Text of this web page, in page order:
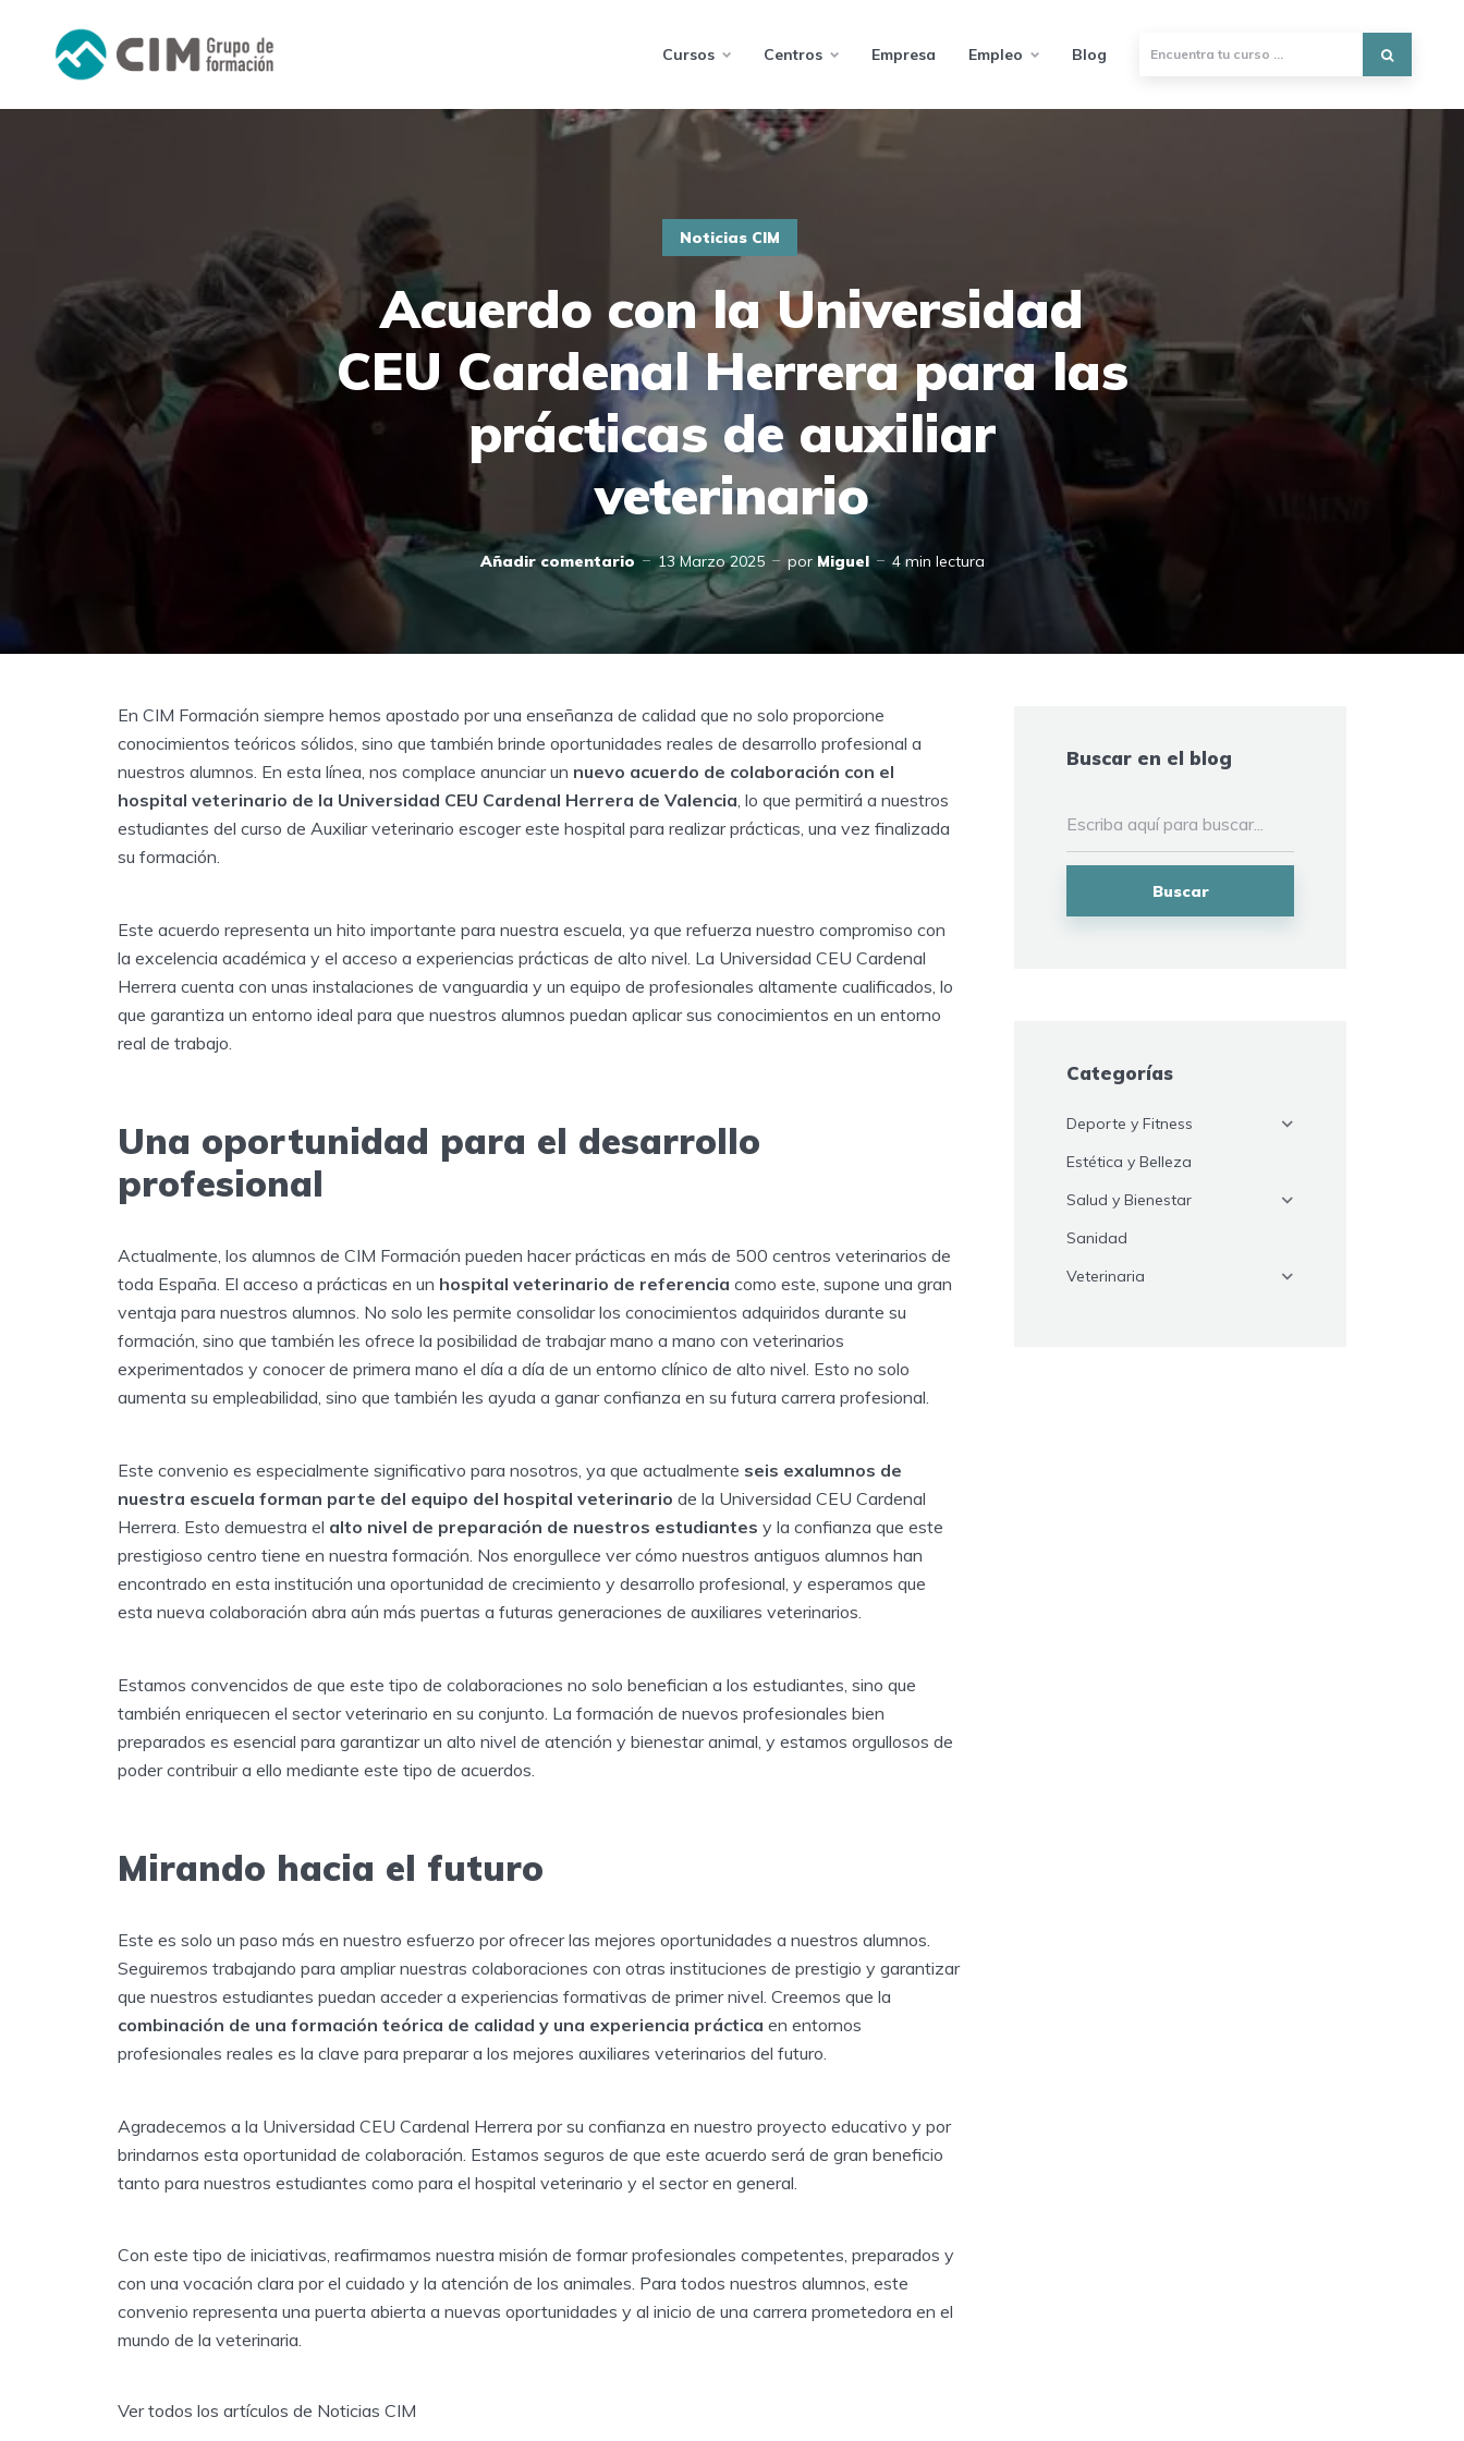
Cursos Centros Empresa Empleo Blog
Noticias CIM
Acuerdo con la Universidad
CEU Cardenal Herrera para las
prácticas de auxiliar
veterinario
Añadir comentario 13 Marzo 2025 por Miguel 4 min lectura
En CIM Formación siempre hemos apostado por una enseñanza de calidad que no solo proporcione
conocimientos teóricos sólidos, sino que también brinde oportunidades reales de desarrollo profesional a
nuestros alumnos. En esta línea, nos complace anunciar un nuevo acuerdo de colaboración con el
hospital veterinario de la Universidad CEU Cardenal Herrera de Valencia, lo que permitirá a nuestros
estudiantes del curso de Auxiliar veterinario escoger este hospital para realizar prácticas, una vez finalizada
su formación.
Este acuerdo representa un hito importante para nuestra escuela, ya que refuerza nuestro compromiso con
la excelencia académica y el acceso a experiencias prácticas de alto nivel. La Universidad CEU Cardenal
Herrera cuenta con unas instalaciones de vanguardia y un equipo de profesionales altamente cualificados, lo
que garantiza un entorno ideal para que nuestros alumnos puedan aplicar sus conocimientos en un entorno
real de trabajo.
Una oportunidad para el desarrollo
profesional
Actualmente, los alumnos de CIM Formación pueden hacer prácticas en más de 500 centros veterinarios de
toda España. El acceso a prácticas en un hospital veterinario de referencia como este, supone una gran
ventaja para nuestros alumnos. No solo les permite consolidar los conocimientos adquiridos durante su
formación, sino que también les ofrece la posibilidad de trabajar mano a mano con veterinarios
experimentados y conocer de primera mano el día a día de un entorno clínico de alto nivel. Esto no solo
aumenta su empleabilidad, sino que también les ayuda a ganar confianza en su futura carrera profesional.
Este convenio es especialmente significativo para nosotros, ya que actualmente seis exalumnos de
nuestra escuela forman parte del equipo del hospital veterinario de la Universidad CEU Cardenal
Herrera. Esto demuestra el alto nivel de preparación de nuestros estudiantes y la confianza que este
prestigioso centro tiene en nuestra formación. Nos enorgullece ver cómo nuestros antiguos alumnos han
encontrado en esta institución una oportunidad de crecimiento y desarrollo profesional, y esperamos que
esta nueva colaboración abra aún más puertas a futuras generaciones de auxiliares veterinarios.
Estamos convencidos de que este tipo de colaboraciones no solo benefician a los estudiantes, sino que
también enriquecen el sector veterinario en su conjunto. La formación de nuevos profesionales bien
preparados es esencial para garantizar un alto nivel de atención y bienestar animal, y estamos orgullosos de
poder contribuir a ello mediante este tipo de acuerdos.
Mirando hacia el futuro
Este es solo un paso más en nuestro esfuerzo por ofrecer las mejores oportunidades a nuestros alumnos.
Seguiremos trabajando para ampliar nuestras colaboraciones con otras instituciones de prestigio y garantizar
que nuestros estudiantes puedan acceder a experiencias formativas de primer nivel. Creemos que la
combinación de una formación teórica de calidad y una experiencia práctica en entornos
profesionales reales es la clave para preparar a los mejores auxiliares veterinarios del futuro.
Agradecemos a la Universidad CEU Cardenal Herrera por su confianza en nuestro proyecto educativo y por
brindarnos esta oportunidad de colaboración. Estamos seguros de que este acuerdo será de gran beneficio
tanto para nuestros estudiantes como para el hospital veterinario y el sector en general.
Con este tipo de iniciativas, reafirmamos nuestra misión de formar profesionales competentes, preparados y
con una vocación clara por el cuidado y la atención de los animales. Para todos nuestros alumnos, este
convenio representa una puerta abierta a nuevas oportunidades y al inicio de una carrera prometedora en el
mundo de la veterinaria.
Ver todos los artículos de Noticias CIM
Buscar en el blog
Buscar
Categorías
Deporte y Fitness
Estética y Belleza
Salud y Bienestar
Sanidad
Veterinaria